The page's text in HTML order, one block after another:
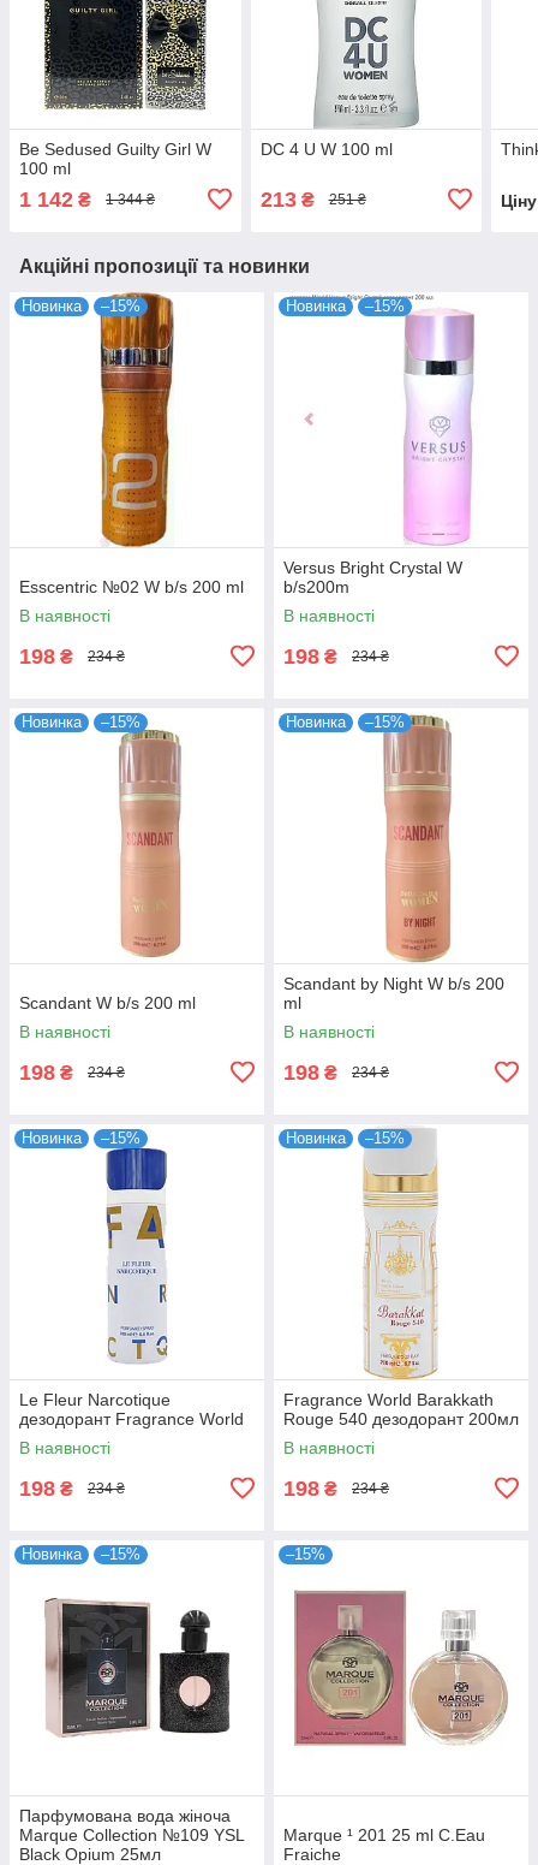
Be Sedused Guilty Girl W
100 ml
1 142 ₴ 1 344 ₴
DC 4 U W 100 ml
213₴ 251 ₴
Акційні пропозиції та новинки
Новинка –15%
Esscentric №02 W b/s 200 ml
В наявності
198 ₴ 234 ₴
Новинка –15%
Versus Bright Crystal W
b/s200m
В наявності
198 ₴ 234 ₴
Новинка –15%
Scandant W b/s 200 ml
В наявності
198 ₴ 234 ₴
Новинка –15%
Scandant by Night W b/s 200
ml
В наявності
198 ₴ 234 ₴
Новинка –15%
Le Fleur Narcotique
дезодорант Fragrance World
В наявності
198 ₴ 234 ₴
Новинка –15%
Fragrance World Barakkath
Rouge 540 дезодорант 200мл
В наявності
198 ₴ 234 ₴
Новинка –15%
Парфумована вода жіноча
Marque Collection №109 YSL
Black Opium 25мл
–15%
Marque ¹ 201 25 ml C.Eau
Fraiche